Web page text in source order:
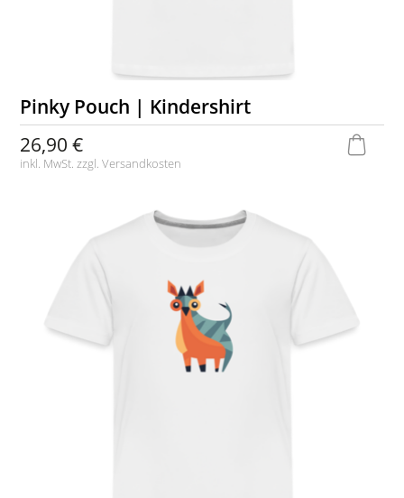
Pinky Pouch | Kindershirt
26,90 €
inkl. MwSt. zzgl.Versandkosten